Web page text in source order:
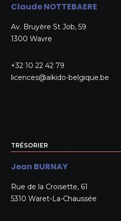
Claude NOTTEBAERE
Av. Bruyère St Job, 59
1300 Wavre
+32 10 22 42 79
licences@aikido-belgique.be
TRÉSORIER
Jean BURNAY
Rue de la Croisette, 61
5310 Waret-La-Chaussée